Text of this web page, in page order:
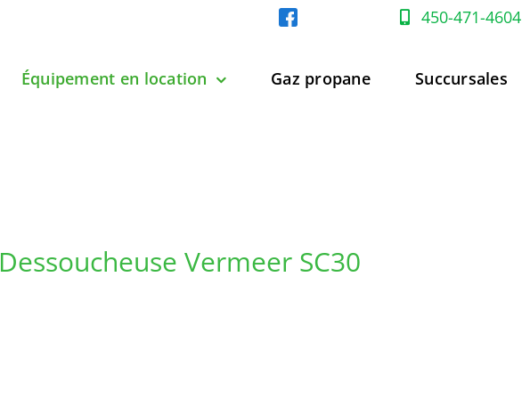
450-471-4604
Équipement en location Gaz propane Succursales
Dessoucheuse Vermeer SC30